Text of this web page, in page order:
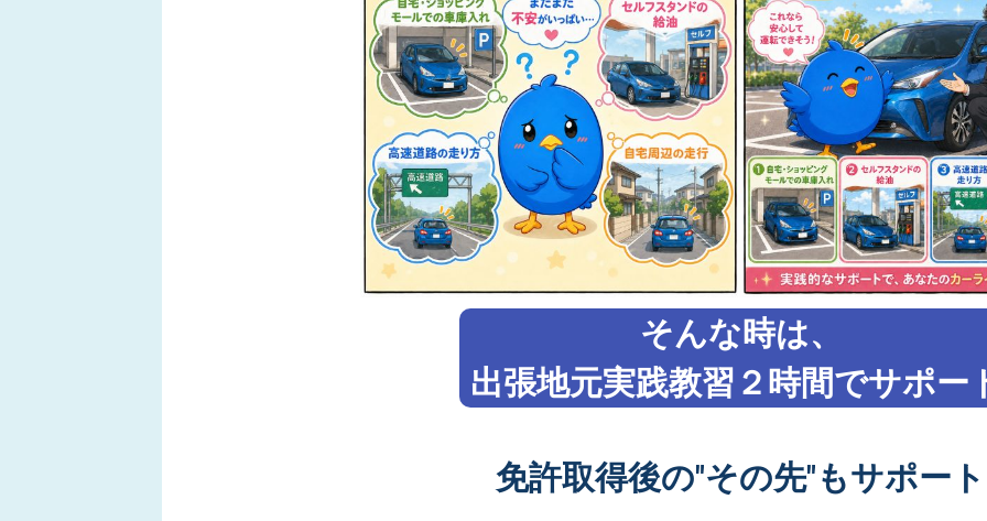
そんな時は、
出張地元実践教習２時間でサポー
免許取得後の"その先"もサポート